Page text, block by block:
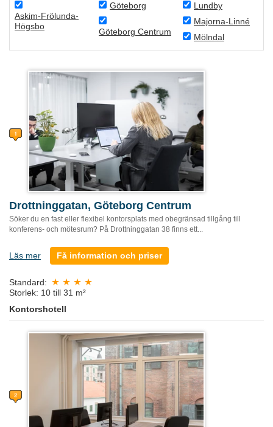
Askim-Frölunda-
Högsbo
Göteborg
Göteborg Centrum
Lundby
Majorna-Linné
Mölndal
Drottninggatan, Göteborg Centrum
Söker du en fast eller flexibel kontorsplats med obegränsad tillgång till
konferens- och mötesrum? På Drottninggatan 38 finns ett...
Läs mer Få information och priser
Standard:
Storlek: 10 till 31 m²
Kontorshotell